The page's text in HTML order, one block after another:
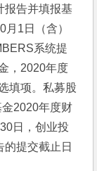
报告并填报基
1日（含）
系统提
，2020年度
填项。私募股
2020年度财
日，创业投
提交截止日